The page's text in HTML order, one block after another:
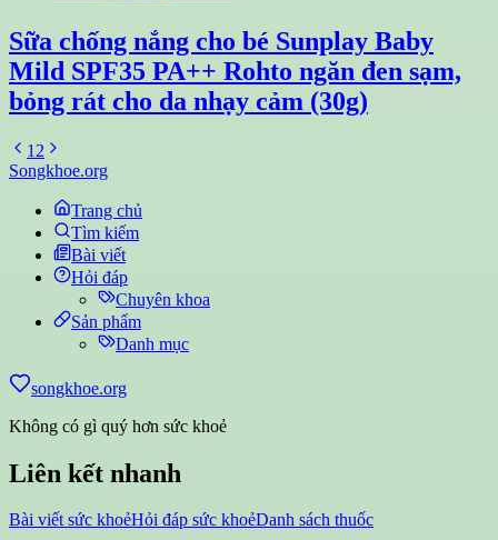
Sữa chống nắng cho bé Sunplay Baby
Mild SPF35 PA++ Rohto ngăn đen sạm,
bỏng rát cho da nhạy cảm (30g)
1 2
Songkhoe.org
Trang chủ
Tìm kiếm
Bài viết
Hỏi đáp
Chuyên khoa
Sản phẩm
Danh mục
songkhoe.org
Không có gì quý hơn sức khoẻ
Liên kết nhanh
Bài viết sức khoẻHỏi đáp sức khoẻDanh sách thuốc